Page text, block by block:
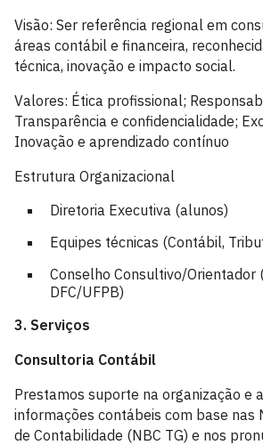
Visão: Ser referência regional em
áreas contábil e financeira,
técnica, inovação e impacto social.
Valores: Ética profissional;
Transparência e confidencialidade;
Inovação e aprendizado contínuo
Estrutura Organizacional
Diretoria Executiva (alunos)
Equipes técnicas (Contábil,
Conselho Consultivo/Orientador
DFC/UFPB)
3. Serviços
Consultoria Contábil
Prestamos suporte na organização e
informações contábeis com base nas
de Contabilidade (NBC TG) e nos